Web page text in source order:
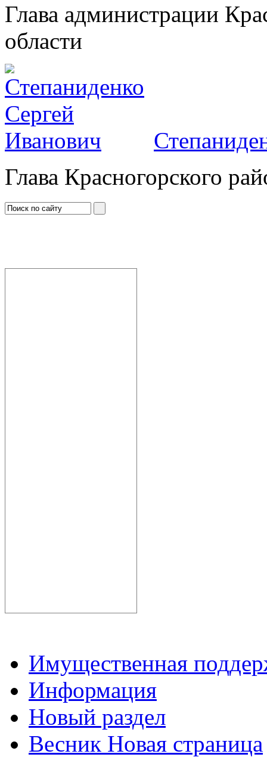
Глава администрации
области
Глава Красногорского
Имущественная
Информация
Новый раздел
Весник Новая страница